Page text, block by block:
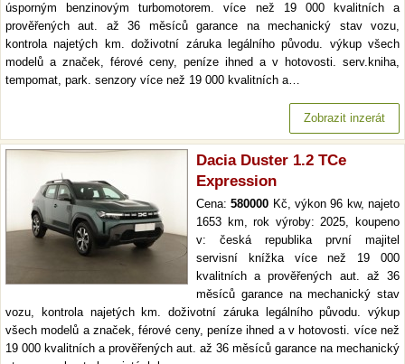
úsporným benzinovým turbomotorem. více než 19 000 kvalitních a
prověřených aut. až 36 měsíců garance na mechanický stav vozu,
kontrola najetých km. doživotní záruka legálního původu. výkup všech
modelů a značek, férové ceny, peníze ihned a v hotovosti. serv.kniha,
tempomat, park. senzory více než 19 000 kvalitních a…
Zobrazit inzerát
Dacia Duster 1.2 TCe
Expression
Cena:580000 Kč, výkon 96 kw, najeto
1653 km, rok výroby: 2025, koupeno
v: česká republika první majitel
servisní knížka více než 19 000
kvalitních a prověřených aut. až 36
měsíců garance na mechanický stav
vozu, kontrola najetých km. doživotní záruka legálního původu. výkup
všech modelů a značek, férové ceny, peníze ihned a v hotovosti. více než
19 000 kvalitních a prověřených aut. až 36 měsíců garance na mechanický